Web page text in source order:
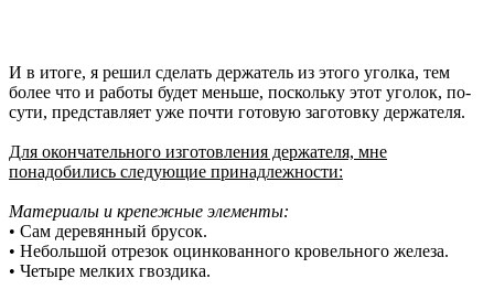
И в итоге, я решил сделать держатель из этого уголка, тем
более что и работы будет меньше, поскольку этот уголок, по-
сути, представляет уже почти готовую заготовку держателя.
Для окончательного изготовления держателя, мне
понадобились следующие принадлежности:
Материалы и крепежные элементы:
• Сам деревянный брусок.
• Небольшой отрезок оцинкованного кровельного железа.
• Четыре мелких гвоздика.